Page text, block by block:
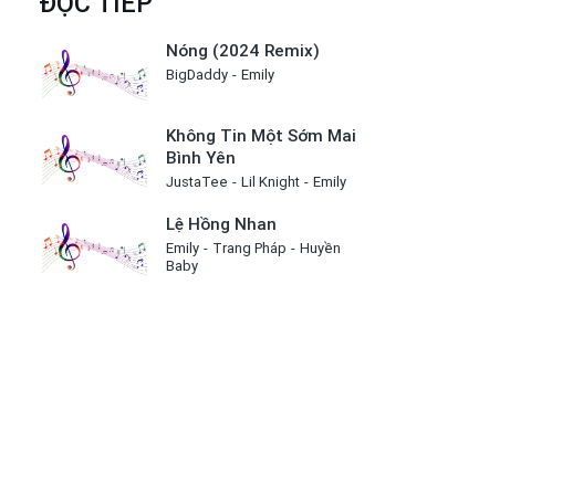
Nóng (2024 Remix)
BigDaddy Emily
Không Tin Một Sớm Mai
Bình Yên
JustaTee Lil Knight Emily
Lệ Hồng Nhan
Emily Trang Pháp
Huyền
Baby